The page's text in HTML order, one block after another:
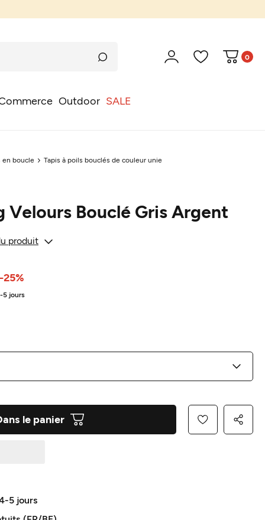
Outdoor SALE
0
en boucle Tapis à poils bouclés de couleur unie
Velours Bouclé Gris Argent
produit
-25%
5 jours
le panier
5 jours